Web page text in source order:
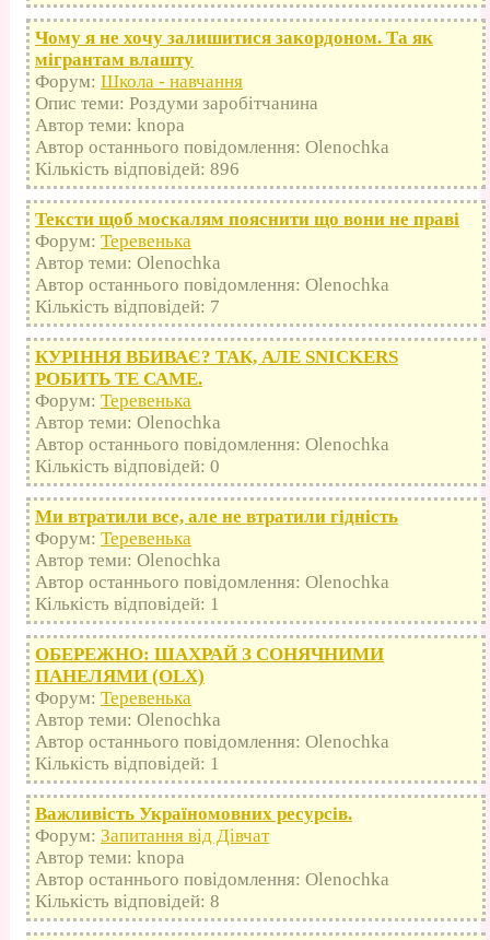
Чому я не хочу залишитися закордоном. Та як
мігрантам влашту
Форум: Школа - навчання
Опис теми: Роздуми заробітчанина
Автор теми: knopa
Автор останнього повідомлення: Olenochka
Кількість відповідей: 896
Тексти щоб москалям пояснити що вони не праві
Форум: Теревенька
Автор теми: Olenochka
Автор останнього повідомлення: Olenochka
Кількість відповідей: 7
КУРІННЯ ВБИВАЄ? ТАК, АЛЕ SNICKERS
РОБИТЬ ТЕ САМЕ.
Форум: Теревенька
Автор теми: Olenochka
Автор останнього повідомлення: Olenochka
Кількість відповідей: 0
Ми втратили все, але не втратили гідність
Форум: Теревенька
Автор теми: Olenochka
Автор останнього повідомлення: Olenochka
Кількість відповідей: 1
ОБЕРЕЖНО: ШАХРАЙ З СОНЯЧНИМИ
ПАНЕЛЯМИ (OLX)
Форум: Теревенька
Автор теми: Olenochka
Автор останнього повідомлення: Olenochka
Кількість відповідей: 1
Важливість Україномовних ресурсів.
Форум: Запитання від Дівчат
Автор теми: knopa
Автор останнього повідомлення: Olenochka
Кількість відповідей: 8